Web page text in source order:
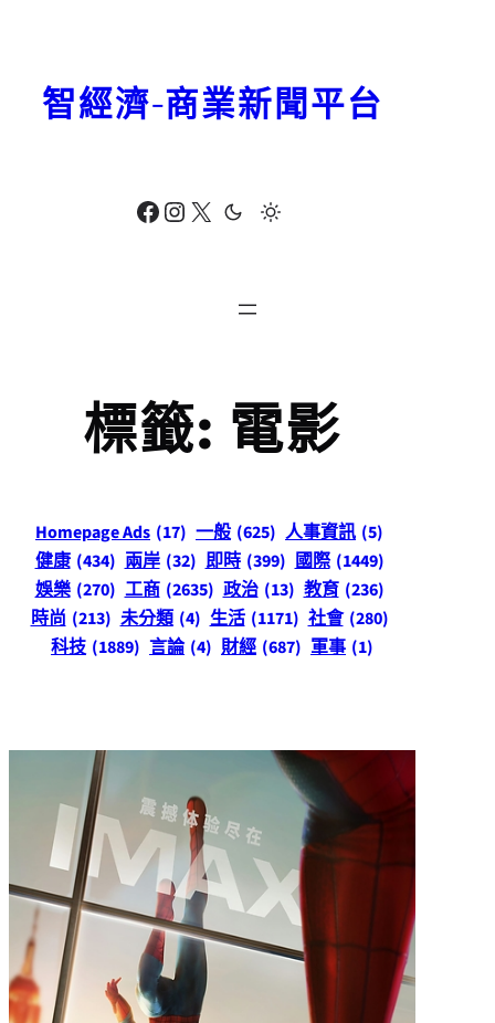
Facebook Instagram X
智經濟-商業新聞平台
標籤: 電影
Homepage Ads (17) 一般 (625) 人事資訊 (5)
健康 (434) 兩岸 (32) 即時 (399) 國際 (1449)
娛樂 (270) 工商 (2635) 政治 (13) 教育 (236)
時尚 (213) 未分類 (4) 生活 (1171) 社會 (280)
科技 (1889) 言論 (4) 財經 (687) 軍事 (1)